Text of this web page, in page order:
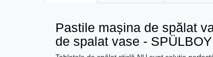
Pastile mașina de spălat
de spalat vase -